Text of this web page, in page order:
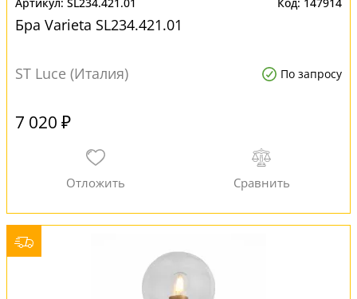
Бра Varieta SL234.421.01
ST Luce (Италия) По запросу
7 020 ₽